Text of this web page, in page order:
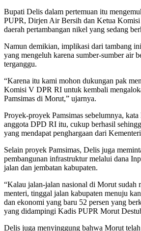
Bupati Delis dalam pertemuan itu
PUPR, Dirjen Air Bersih dan Ketua
daerah pertambangan nikel yang sedang
Namun demikian, implikasi dari tambang
yang mengeluh karena sumber-sumber air
terganggu.
“Karena itu kami mohon dukungan pak
Komisi V DPR RI untuk kembali
Pamsimas di Morut,” ujarnya.
Proyek-proyek Pamsimas sebelumnya,
anggota DPD RI itu, cukup berhasil
yang mendapat penghargaan dari
Selain proyek Pamsimas, Delis juga
pembangunan infrastruktur melalui dana
jalan dan jembatan kabupaten.
“Kalau jalan-jalan nasional di Morut sudah
menteri, tinggal jalan kabupaten menuju
dan ekonomi yang baru 52 persen yang
yang didampingi Kadis PUPR Morut
Delis juga menyinggung bahwa Morut